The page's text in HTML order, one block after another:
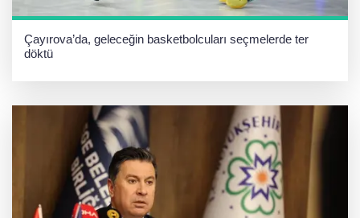
Çayırova’da, geleceğin basketbolcuları seçmelerde ter
döktü